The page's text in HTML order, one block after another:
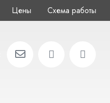
Цены Схема работы